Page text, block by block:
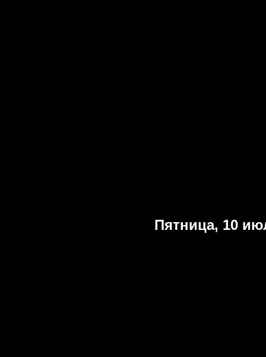
Пятница, 10